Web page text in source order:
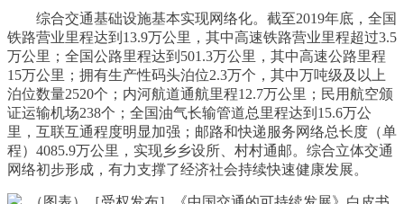
综合交通基础设施基本实现网络化。截至2019年底，全国
铁路营业里程达到13.9万公里，其中高速铁路营业里程超过3.5
万公里；全国公路里程达到501.3万公里，其中高速公路里程
15万公里；拥有生产性码头泊位2.3万个，其中万吨级及以上
泊位数量2520个；内河航道通航里程12.7万公里；民用航空颁
证运输机场238个；全国油气长输管道总里程达到15.6万公
里，互联互通程度明显加强；邮路和快递服务网络总长度（单
程）4085.9万公里，实现乡乡设所、村村通邮。综合立体交通
网络初步形成，有力支撑了经济社会持续快速健康发展。